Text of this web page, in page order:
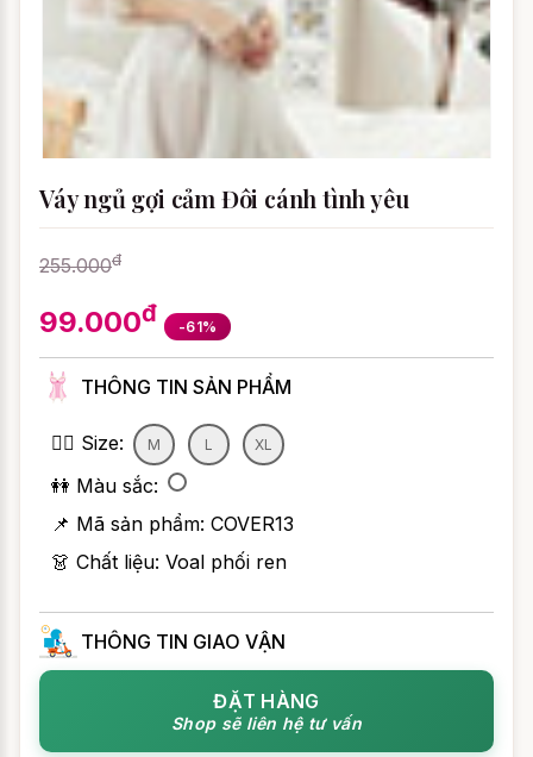
Váy ngủ gợi cảm Đôi cánh tình yêu
255.000đ
99.000đ -61%
THÔNG TIN SẢN PHẨM
👯‍♀️ Size: M L XL
👭 Màu sắc:
📌 Mã sản phẩm: COVER13
👗 Chất liệu: Voal phối ren
THÔNG TIN GIAO VẬN
ĐẶT HÀNG
Shop sẽ liên hệ tư vấn